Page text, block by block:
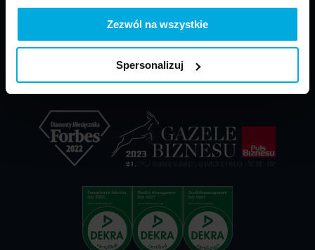
Zezwól na wszystkie
Spersonalizuj
Materiały do pobrania
Dokumenty reklamacyjne Relacje inwestorskie
Kodeks postępowania